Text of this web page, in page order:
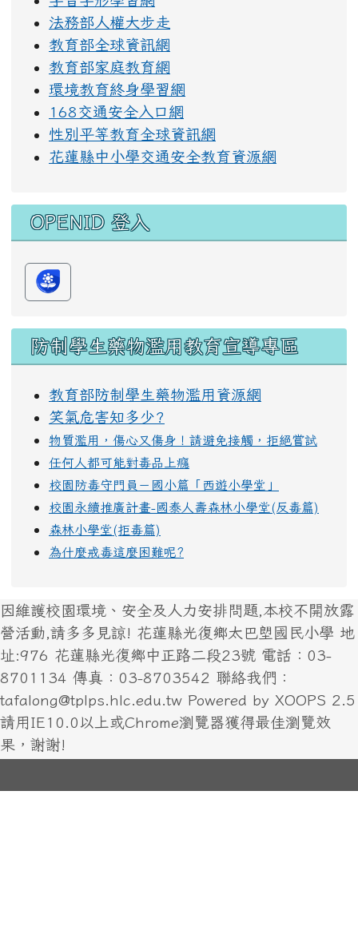
法務部人權大步走
教育部全球資訊網
教育部家庭教育網
環境教育終身學習網
168交通安全入口網
性別平等教育全球資訊網
花蓮縣中小學交通安全教育資源網
OPENID 登入
防制學生藥物濫用教育宣導專區
教育部防制學生藥物濫用資源網
笑氣危害知多少?
物質濫用，傷心又傷身！請避免接觸，拒絕嘗試
任何人都可能對毒品上癮
校園防毒守門員－國小篇「西遊小學堂」
校園永續推廣計畫-國泰人壽森林小學堂(反毒篇)
森林小學堂(拒毒篇)
為什麼戒毒這麼困難呢?
因維護校園環境、安全及人力安排問題,本校不開放露
營活動,請多多見諒! 花蓮縣光復鄉太巴塱國民小學 地
址:976 花蓮縣光復鄉中正路二段23號 電話：03-
8701134 傳真：03-8703542 聯絡我們：
tafalong@tplps.hlc.edu.tw Powered by XOOPS 2.5
請用IE10.0以上或Chrome瀏覽器獲得最佳瀏覽效
果，謝謝!